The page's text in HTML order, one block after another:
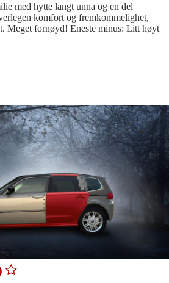
med hytte langt unna og en del
komfort og fremkommelighet,
Meget fornøyd! Eneste minus: Litt høyt